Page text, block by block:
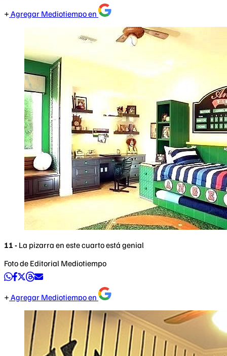
Agregar Mediotiempo en
11 - La pizarra en este cuarto está genial
Foto de Editorial Mediotiempo
Agregar Mediotiempo en